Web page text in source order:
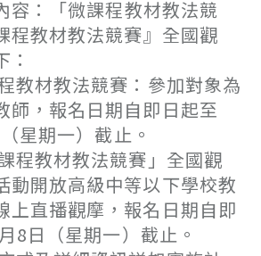
：「微課程教材教法競
程教材教法競賽』全國觀
材教法競賽：參加對象為
師，報名日期自即日起至
星期一）截止。
教材教法競賽」全國觀
動開放高級中等以下學校教
上直播觀摩，報名日期自即
8日（星期一）截止。